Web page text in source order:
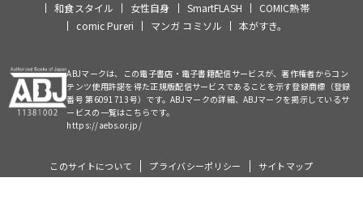
和食スタイル
女性自身 SmartFLASH
COMIC熱帯
comic Pureri
マンガ コミソル 本がすき。
ABJマークは、この電子書店・電子書籍配信サービスが、著作権者からコン
テンツ使用許諾を得た正規版配信サービスであることを示す登録商標（登録
番号 第6091713号）です。ABJマークの詳細、ABJマークを掲示しているサ
ービスの一覧はこちらです。
https://aebs.or.jp/
このサイトについて プライバシーポリシー サイトマップ